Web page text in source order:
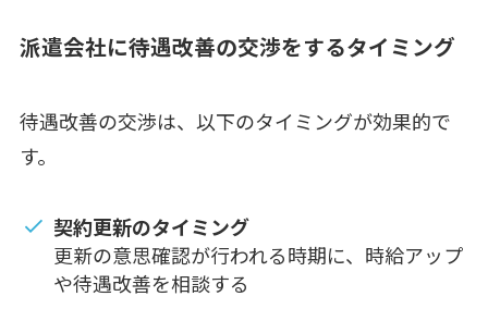
派遣会社に待遇改善の交渉をするタイミング
待遇改善の交渉は、以下のタイミングが効果的で
す。
契約更新のタイミング
更新の意思確認が行われる時期に、時給アップ
や待遇改善を相談する